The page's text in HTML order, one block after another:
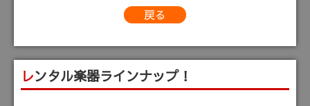
戻る
レンタル楽器ラインナップ！